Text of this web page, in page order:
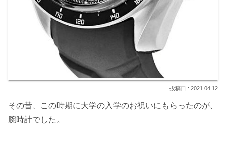
2021.04.12
その昔、この時期に大学の入学のお祝いにもらったのが、
腕時計でした。